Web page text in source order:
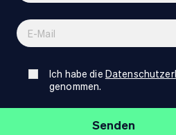
Ich habe die
genommen.